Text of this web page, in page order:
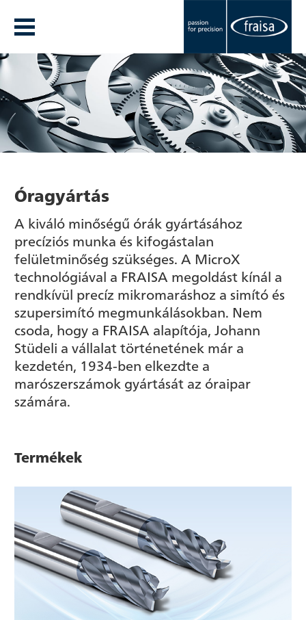
Óragyártás
A kiváló minőségű órák gyártásához
precíziós munka és kifogástalan
felületminőség szükséges. A MicroX
technológiával a FRAISA megoldást kínál a
rendkívül precíz mikromaráshoz a simító és
szupersimító megmunkálásokban. Nem
csoda, hogy a FRAISA alapítója, Johann
Stüdeli a vállalat történetének már a
kezdetén, 1934-ben elkezdte a
marószerszámok gyártását az óraipar
számára.
Termékek